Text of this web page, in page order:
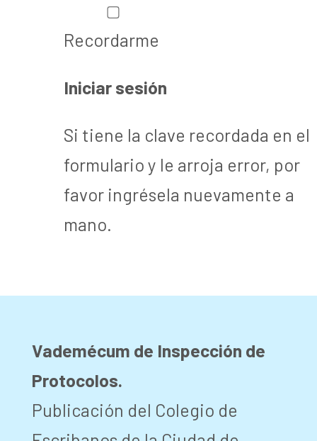
Recordarme
Si tiene la clave recordada en el
formulario y le arroja error, por
favor ingrésela nuevamente a
mano.
Vademécum de Inspección de
Protocolos.
Publicación del Colegio de